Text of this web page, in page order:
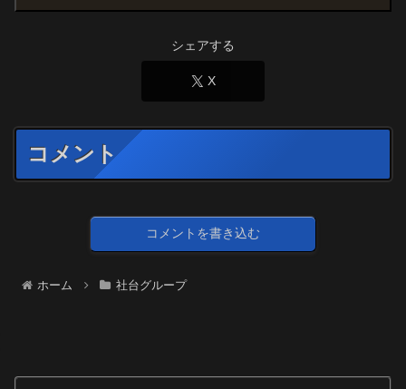
シェアする
X
コメント
コメントを書き込む
ホーム 社台グループ